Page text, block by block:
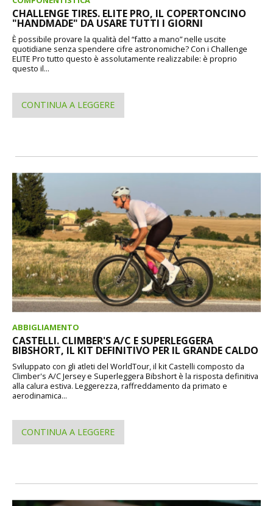
CHALLENGE TIRES. ELITE PRO, IL COPERTONCINO
"HANDMADE" DA USARE TUTTI I GIORNI
È possibile provare la qualità del “fatto a mano” nelle uscite
quotidiane senza spendere cifre astronomiche? Con i Challenge
ELITE Pro tutto questo è assolutamente realizzabile: è proprio
questo il...
CONTINUA A LEGGERE
ABBIGLIAMENTO
CASTELLI. CLIMBER'S A/C E SUPERLEGGERA
BIBSHORT, IL KIT DEFINITIVO PER IL GRANDE CALDO
Sviluppato con gli atleti del WorldTour, il kit Castelli composto da
Climber's A/C Jersey e Superleggera Bibshort è la risposta definitiva
alla calura estiva. Leggerezza, raffreddamento da primato e
aerodinamica...
CONTINUA A LEGGERE